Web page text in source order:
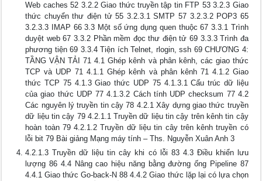
Web caches 52 3.2.2 Giao thức truyền tập tin FTP 53 3.2.3 Giao
thức chuyển thư điện tử 55 3.2.3.1 SMTP 57 3.2.3.2 POP3 65
3.2.3.3 IMAP 66 3.3 Một số ứng dụng quen thuộc 67 3.3.1 Trình
duyệt web 67 3.3.2 Phần mềm đọc thư điện tử 69 3.3.3 Trình đa
phương tiện 69 3.3.4 Tiện ích Telnet, rlogin, ssh 69 CHƯƠNG 4:
TẦNG VẬN TẢI 71 4.1 Ghép kênh và phân kênh, các giao thức
TCP và UDP 71 4.1.1 Ghép kênh và phân kênh 71 4.1.2 Giao
thức TCP 75 4.1.3 Giao thức UDP 75 4.1.3.1 Cấu trúc dữ liệu
của giao thức UDP 77 4.1.3.2 Cách tính UDP checksum 77 4.2
Các nguyên lý truyền tin cậy 78 4.2.1 Xây dựng giao thức truyền
dữ liệu tin cậy 79 4.2.1.1 Truyền dữ liệu tin cậy trên kênh tin cậy
hoàn toàn 79 4.2.1.2 Truyền dữ liệu tin cây trên kênh truyền có
lỗi bit 79 Bài giảng Mạng máy tính – Ths. Nguyễn Xuân Anh 3
4.2.1.3 Truyền dữ liệu tin cây khi có lỗi 83 4.3 Điều khiển lưu
lượng 86 4.4 Nâng cao hiệu năng bằng đường ống Pipeline 87
4.4.1 Giao thức Go-back-N 88 4.4.2 Giao thức lặp lại có lựa chọn